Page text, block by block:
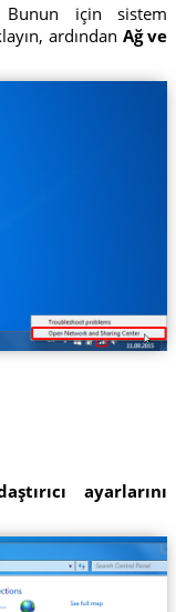
Bunun için sistem
ardından Ağ ve
ayarlarını